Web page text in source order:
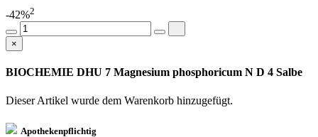
-42%2
×
BIOCHEMIE DHU 7 Magnesium phosphoricum N D 4 Salbe
Dieser Artikel wurde dem Warenkorb hinzugefügt.
Apothekenpflichtig